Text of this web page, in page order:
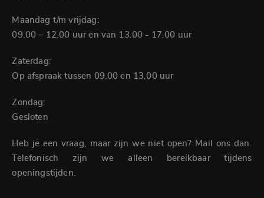
Maandag t/m vrijdag:
09.00 – 12.00 uur en van 13.00 - 17.00 uur
Zaterdag:
Op afspraak tussen 09.00 en 13.00 uur
Zondag:
Gesloten
Heb je een vraag, maar zijn we niet open? Mail ons dan.
Telefonisch zijn we alleen bereikbaar tijdens
openingstijden.